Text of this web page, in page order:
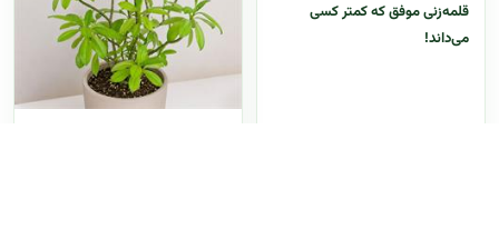
قلمه‌زنی موفق که کمتر کسی
می‌داند!